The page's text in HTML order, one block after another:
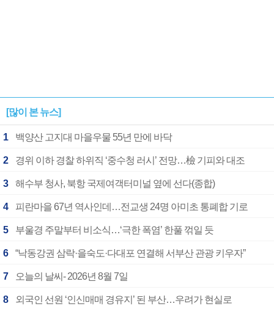
[많이 본 뉴스]
1 백양산 고지대 마을우물 55년 만에 바닥
2 경위 이하 경찰 하위직 ‘중수청 러시’ 전망…檢 기피와 대조
3 해수부 청사, 북항 국제여객터미널 옆에 선다(종합)
4 피란마을 67년 역사인데…전교생 24명 아미초 통폐합 기로
5 부울경 주말부터 비소식…‘극한 폭염’ 한풀 꺾일 듯
6 “낙동강권 삼락·을숙도·다대포 연결해 서부산 관광 키우자”
7 오늘의 날씨- 2026년 8월 7일
8 외국인 선원 ‘인신매매 경유지’ 된 부산…우려가 현실로